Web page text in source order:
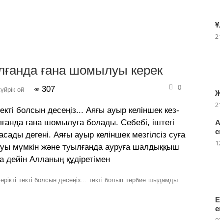
ғана шомылуы керек
ой 307 0
болсын десеңіз... Аяғы ауыр келіншек кез-
ғана шомылуға болады. Себебі, іштегі
дегені. Аяғы ауыр келіншек мезгілсіз суға
мүмкін жəне туылғанда ауруға шалдыққыш
дейін Алланың құдіретімен
текті болсын десеңіз... текті болып тәрбие шыдамды